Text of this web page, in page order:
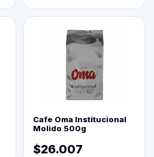
Cafe Oma Institucional
Molido 500g
$26.007